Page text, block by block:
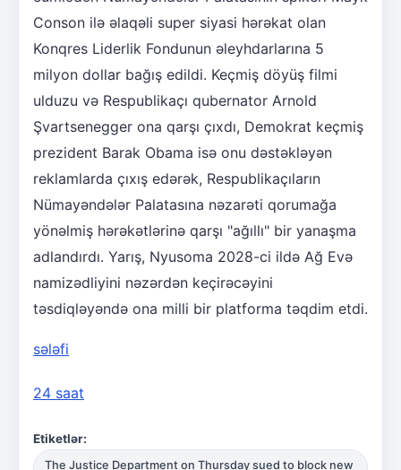
Conson ilə əlaqəli super siyasi hərəkat olan
Konqres Liderlik Fondunun əleyhdarlarına 5
milyon dollar bağış edildi. Keçmiş döyüş filmi
ulduzu və Respublikaçı qubernator Arnold
Şvartsenegger ona qarşı çıxdı, Demokrat keçmiş
prezident Barak Obama isə onu dəstəkləyən
reklamlarda çıxış edərək, Respublikaçıların
Nümayəndələr Palatasına nəzarəti qorumağa
yönəlmiş hərəkətlərinə qarşı "ağıllı" bir yanaşma
adlandırdı. Yarış, Nyusoma 2028-ci ildə Ağ Evə
namizədliyini nəzərdən keçirəcəyini
təsdiqləyəndə ona milli bir platforma təqdim etdi.
sələfi
24 saat
Etiketlər:
The Justice Department on Thursday sued to block new